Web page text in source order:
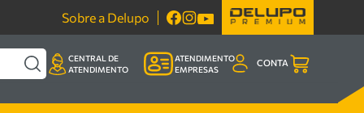
Sobre a Delupo
CENTRAL DE
ATENDIMENTO
ATENDIMENTO
EMPRESAS
CONTA